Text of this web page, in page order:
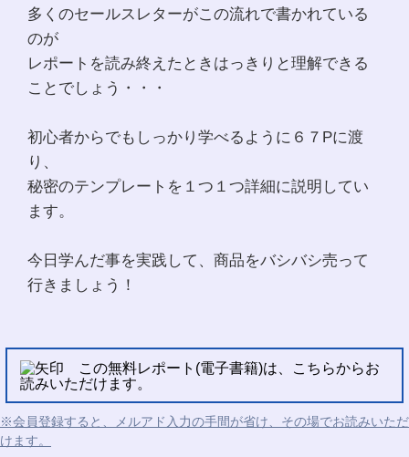
多くのセールスレターがこの流れで書かれている
のが
レポートを読み終えたときはっきりと理解できる
ことでしょう・・・
初心者からでもしっかり学べるように６７Pに渡
り、
秘密のテンプレートを１つ１つ詳細に説明してい
ます。
今日学んだ事を実践して、商品をバシバシ売って
行きましょう！
この無料レポート(電子書籍)は、こちらからお
読みいただけます。
※会員登録すると、メルアド入力の手間が省け、その場でお読みいただ
けます。